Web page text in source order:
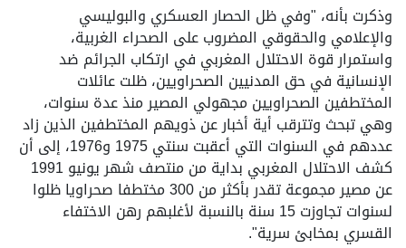
وذكرت بأنه، "وفي ظل الحصار العسكري والبوليسي
والإعلامي والحقوقي المضروب على الصحراء الغربية،
واستمرار قوة الاحتلال المغربي في ارتكاب الجرائم ضد
الإنسانية في حق المدنيين الصحراويين، ظلت عائلات
المختطفين الصحراويين مجهولي المصير منذ عدة سنوات،
وهي تبحث وتترقب أية أخبار عن ذويهم المختطفين الذين زاد
عددهم في السنوات التي أعقبت سنتي 1975 و1976، إلى أن
كشف الاحتلال المغربي بداية من منتصف شهر يونيو 1991
عن مصير مجموعة تقدر بأكثر من 300 مختطفا صحراويا ظلوا
لسنوات تجاوزت 15 سنة بالنسبة لأغلبهم رهن الاختفاء
القسري بمخابئ سرية".